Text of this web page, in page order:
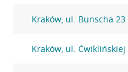
Kraków, ul. Bunscha 23
Kraków, ul. Ćwiklińskiej